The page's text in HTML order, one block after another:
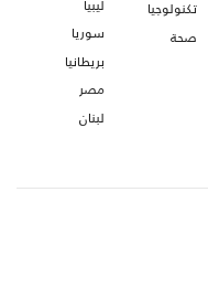
تكنولوجيا
صحة
ليبيا
سوريا
بريطانيا
مصر
لبنان